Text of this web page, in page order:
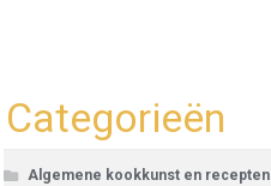
Categorieën
Algemene kookkunst en recepten